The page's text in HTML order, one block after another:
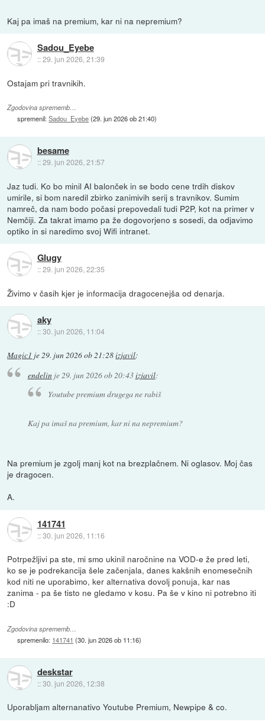
Kaj pa imaš na premium, kar ni na nepremium?
Sadou_Eyebe
::29. jun 2026, 21:39
Ostajam pri travnikih.
Zgodovina sprememb…
spremenil:Sadou_Eyebe(29. jun 2026 ob 21:40)
besame
::29. jun 2026, 21:57
Jaz tudi. Ko bo minil AI balonček in se bodo cene trdih diskov
umirile, si bom naredil zbirko zanimivih serij s travnikov. Sumim
namreč, da nam bodo počasi prepovedali tudi P2P, kot na primer v
Nemčiji. Za takrat imamo pa že dogovorjeno s sosedi, da odjavimo
optiko in si naredimo svoj Wifi intranet.
Glugy
::29. jun 2026, 22:35
Živimo v časih kjer je informacija dragocenejša od denarja.
aky
::30. jun 2026, 11:04
Magic1 je29. jun 2026 ob 21:28izjavil:
endelinje 29. jun 2026 ob 20:43izjavil:
Youtube premium drugega ne rabiš
Kaj pa imaš na premium, kar ni na nepremium?
Na premium je zgolj manj kot na brezplačnem. Ni oglasov. Moj čas
je dragocen.
A.
141741
::30. jun 2026, 11:16
Potrpežljivi pa ste, mi smo ukinil naročnine na VOD-e že pred leti,
ko se je podrekancija šele začenjala, danes kakšnih enomesečnih
kod niti ne uporabimo, ker alternativa dovolj ponuja, kar nas
zanima - pa še tisto ne gledamo v kosu. Pa še v kino ni potrebno iti
:D
Zgodovina sprememb…
spremenilo: 141741 (30. jun 2026 ob 11:16)
deskstar
::30. jun 2026, 12:38
Uporabljam alternanativo Youtube Premium, Newpipe & co.